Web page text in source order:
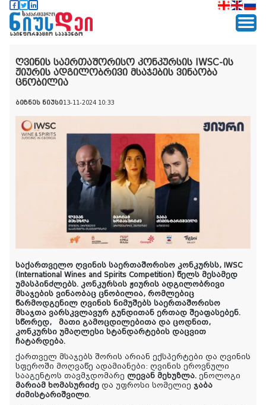
ღვინის საერთაშორისო კონკურსის IWSC-ის
ჟიურის ადგილობრივი მსაჯების ვინაობა
ცნობილია
ბიზნეს ნიუსი13-11-2024 10:33
საქართველო ღვინის საერთაშორისო კონკურსს, IWSC
(International Wines and Spirits Competition) წელს მესამედ
უმასპინძლებს. კონკურსის ჟიურის ადგილობრივი
მსაჯების ვინაობაც ცნობილია, რომლებიც
წარმოდგენილ ღვინის ნიმუშებს საერთაშორისო
მსაჯთა ვარსკვლავურ გუნდითან ერთად შეაფასებენ.
სწორედ, მათი გამოცდილებითა და ცოდნით,
კონკურსი უმაღლესი სტანდარტების დაცვით
ჩატარდება.
ქართველ მსაჯებს შორის არიან ექსპერტები და ღვინის
სფეროში მოღვაწე ადამიანები: ღვინის ეროვნული
სააგენტოს თავმჯდომარე ლევან მეხუზლა. ენოლოგი
მარიამ ხომასურიძე და უფროსი სომელიე ჯაბა
ძიმისტარიშვილი